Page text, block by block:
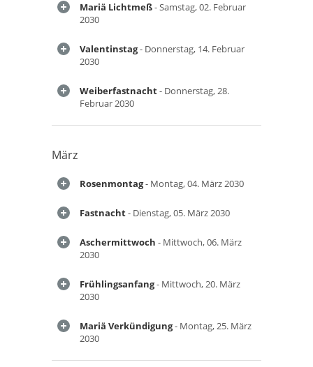
Mariä Lichtmeß- Samstag, 02. Februar
2030
Valentinstag- Donnerstag, 14. Februar
2030
Weiberfastnacht- Donnerstag, 28.
Februar 2030
März
Rosenmontag- Montag, 04. März 2030
Fastnacht- Dienstag, 05. März 2030
Aschermittwoch - Mittwoch, 06. März
2030
Frühlingsanfang- Mittwoch, 20. März
2030
Mariä Verkündigung- Montag, 25. März
2030